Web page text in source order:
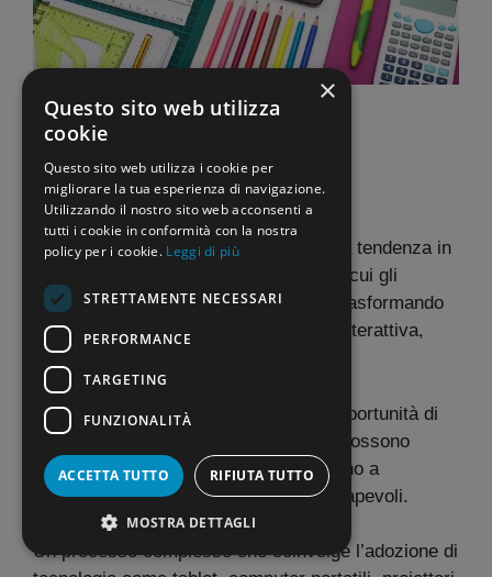
Transizione digitale
14 Marzo 2023 La Scuola Oggi
Latransizione digitalea
è una tendenza in
crescita che sta cambiando il modo in cui gli
studenti imparano. La tecnologia sta trasformando
l’apprendimento in un’esperienza più interattiva,
coinvolgente e personalizzata.
Oltre a tutto ciò, offre agli studenti l’opportunità di
imparare in modo più efficiente. Così possono
sviluppare competenze che li aiuteranno a
diventare cittadini più informati e consapevoli.
Un processo complesso che coinvolge l’adozione di
×
Questo sito web utilizza
cookie
Questo sito web utilizza i cookie per
migliorare la tua esperienza di navigazione.
Utilizzando il nostro sito web acconsenti a
tutti i cookie in conformità con la nostra
policy per i cookie. Leggi di più
STRETTAMENTE NECESSARI
PERFORMANCE
TARGETING
FUNZIONALITÀ
ACCETTA TUTTO RIFIUTA TUTTO
MOSTRA DETTAGLI